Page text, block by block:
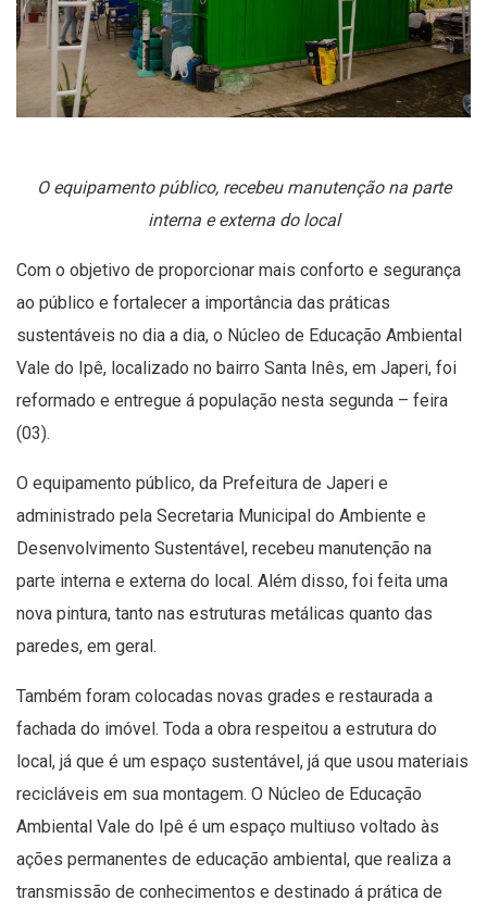
O equipamento público, recebeu manutenção na parte
interna e externa do local
Com o objetivo de proporcionar mais conforto e segurança
ao público e fortalecer a importância das práticas
sustentáveis no dia a dia, o Núcleo de Educação Ambiental
Vale do Ipê, localizado no bairro Santa Inês, em Japeri, foi
reformado e entregue á população nesta segunda – feira
(03).
O equipamento público, da Prefeitura de Japeri e
administrado pela Secretaria Municipal do Ambiente e
Desenvolvimento Sustentável, recebeu manutenção na
parte interna e externa do local. Além disso, foi feita uma
nova pintura, tanto nas estruturas metálicas quanto das
paredes, em geral.
Também foram colocadas novas grades e restaurada a
fachada do imóvel. Toda a obra respeitou a estrutura do
local, já que é um espaço sustentável, já que usou materiais
recicláveis em sua montagem. O Núcleo de Educação
Ambiental Vale do Ipê é um espaço multiuso voltado às
ações permanentes de educação ambiental, que realiza a
transmissão de conhecimentos e destinado á prática de